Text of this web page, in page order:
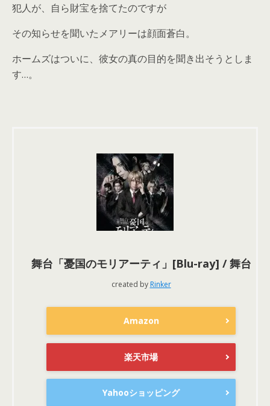
犯人が、自ら財宝を捨てたのですが
その知らせを聞いたメアリーは顔面蒼白。
ホームズはついに、彼女の真の目的を聞き出そうとしま
す…。
舞台「憂国のモリアーティ」[Blu-ray] / 舞台
created by Rinker
Amazon
楽天市場
Yahooショッピング